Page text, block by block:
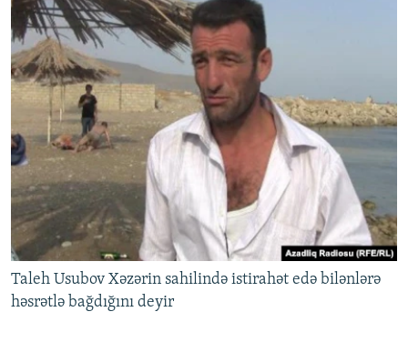
Taleh Usubov Xəzərin sahilində istirahət edə bilənlərə
həsrətlə bağdığını deyir